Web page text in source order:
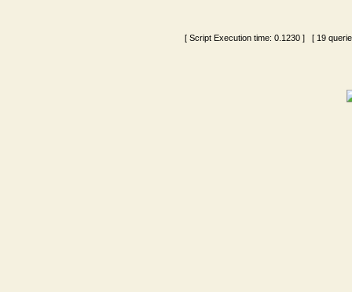
[ Script Execution time: 0.1230 ] [ 19